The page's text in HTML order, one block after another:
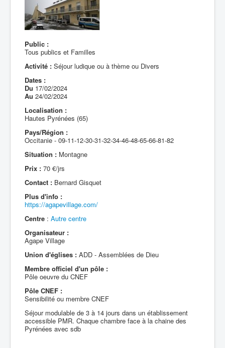
Public :
Tous publics et Familles
Activité : Séjour ludique ou à thème ou Divers
Dates :
Du 17/02/2024
Au 24/02/2024
Localisation :
Hautes Pyrénées (65)
Pays/Région :
Occitanie - 09-11-12-30-31-32-34-46-48-65-66-81-82
Situation : Montagne
Prix : 70 €/jrs
Contact : Bernard Gisquet
Plus d'info :
https://agapevillage.com/
Centre : Autre centre
Organisateur :
Agape Village
Union d'églises : ADD - Assemblées de Dieu
Membre officiel d'un pôle :
Pôle oeuvre du CNEF
Pôle CNEF :
Sensibilité ou membre CNEF
Séjour modulable de 3 à 14 jours dans un établissement
accessible PMR. Chaque chambre face à la chaine des
Pyrénées avec sdb